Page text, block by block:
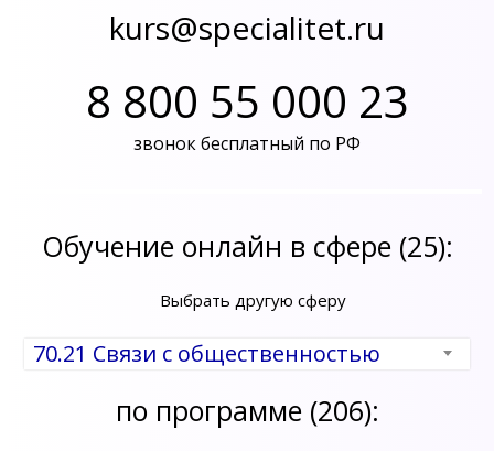
kurs@specialitet.ru
8 800 55 000 23
звонок бесплатный по РФ
Обучение онлайн в сфере (25):
Выбрать другую сферу
70.21 Связи с общественностью
по программе (206):